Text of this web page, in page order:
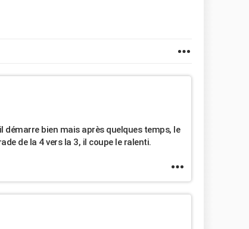
démarre bien mais après quelques temps, le
de la 4 vers la 3, il coupe le ralenti.